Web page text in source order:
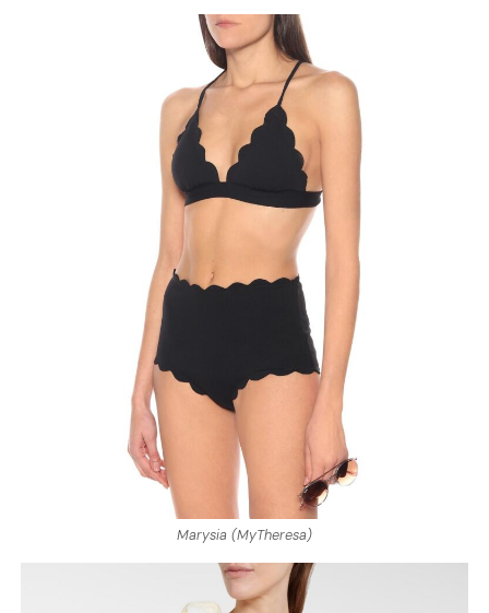
Marysia (MyTheresa)